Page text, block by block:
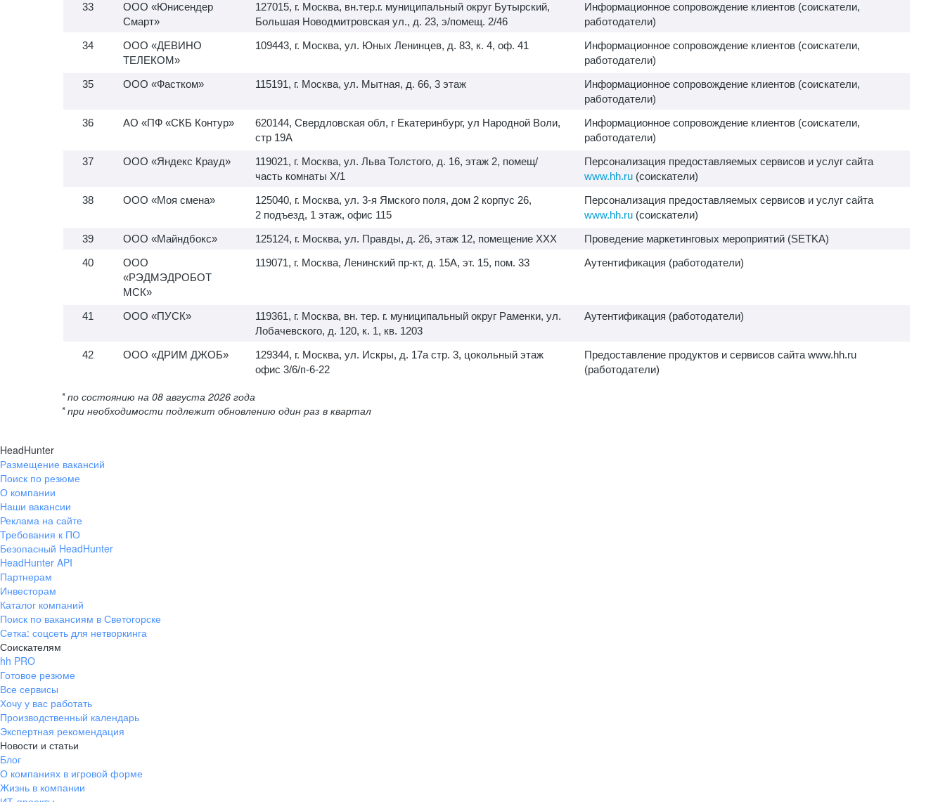
ООО «Юнисендер
Смарт»
127015, г. Москва, вн.тер.г. муниципальный округ Бутырский,
Большая Новодмитровская ул., д. 23, э/помещ. 2/46
Информационное сопровождение клиентов (соискатели,
работодатели)
ООО «ДЕВИНО
ТЕЛЕКОМ»
109443, г. Москва, ул. Юных Ленинцев, д. 83, к. 4, оф. 41
Информационное сопровождение клиентов (соискатели,
работодатели)
ООО «Фастком»
115191, г. Москва, ул. Мытная, д. 66, 3 этаж
Информационное сопровождение клиентов (соискатели,
работодатели)
АО «ПФ «СКБ Контур»
620144, Свердловская обл, г Екатеринбург, ул Народной Воли,
стр 19А
Информационное сопровождение клиентов (соискатели,
работодатели)
ООО «Яндекс Крауд»
119021, г. Москва, ул. Льва Толстого, д. 16, этаж 2, помещ/
часть комнаты X/1
Персонализация предоставляемых сервисов и услуг сайта
www.hh.ru (соискатели)
ООО «Моя смена»
125040, г. Москва, ул. 3-я Ямского поля, дом 2 корпус 26,
2 подъезд, 1 этаж, офис 115
Персонализация предоставляемых сервисов и услуг сайта
www.hh.ru (соискатели)
ООО «Майндбокс»
125124, г. Москва, ул. Правды, д. 26, этаж 12, помещение XXX
Проведение маркетинговых мероприятий (SETKA)
ООО
«РЭДМЭДРОБОТ
МСК»
119071, г. Москва, Ленинский пр-кт, д. 15А, эт. 15, пом. 33 Аутентификация (работодатели)
ООО «ПУСК»
119361, г. Москва, вн. тер. г. муниципальный округ Раменки, ул.
Лобачевского, д. 120, к. 1, кв. 1203
Аутентификация (работодатели)
ООО «ДРИМ ДЖОБ»
129344, г. Москва, ул. Искры, д. 17а стр. 3, цокольный этаж
офис 3/6/п-6-22
Предоставление продуктов и сервисов сайта www.hh.ru
(работодатели)
* по состоянию на 08 августа 2026 года
* при необходимости подлежит обновлению один раз в квартал
HeadHunter
Размещение вакансий
Поиск по резюме
О компании
Наши вакансии
Реклама на сайте
Требования к ПО
Безопасный HeadHunter
HeadHunter API
Партнерам
Инвесторам
Каталог компаний
Поиск по вакансиям в Светогорске
Сетка: соцсеть для нетворкинга
Соискателям
hh PRO
Готовое резюме
Все сервисы
Хочу у вас работать
Производственный календарь
Экспертная рекомендация
Новости и статьи
Блог
О компаниях в игровой форме
Жизнь в компании